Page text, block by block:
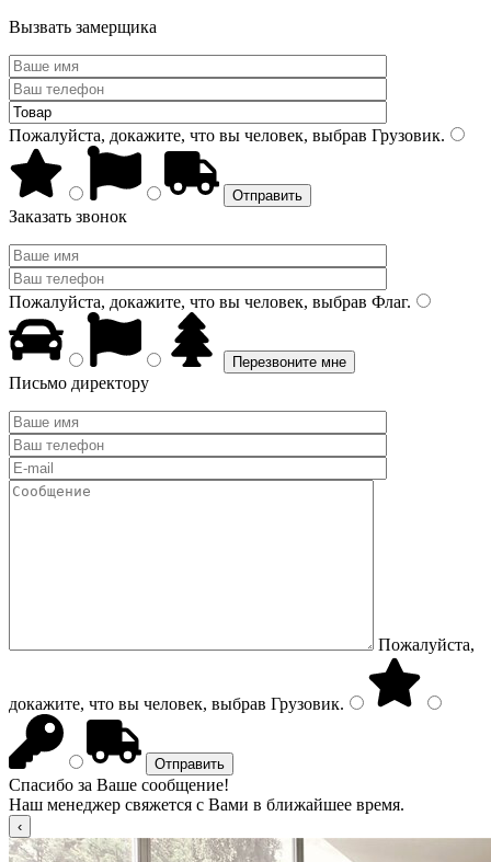
Вызвать замерщика
Пожалуйста, докажите, что вы человек, выбрав Грузовик.
Заказать звонок
Пожалуйста, докажите, что вы человек, выбрав Флаг.
Письмо директору
Пожалуйста,
докажите, что вы человек, выбрав Грузовик.
Спасибо за Ваше сообщение!
Наш менеджер свяжется с Вами в ближайшее время.